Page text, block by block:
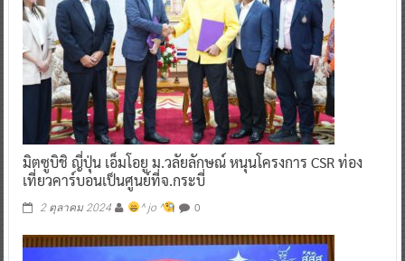
มิตซูบิชิ ญี่ปุ่น เอ็มโอยู ม.วลัยลักษณ์ หนุนโครงการ CSR ท่อง
เที่ยวคาร์บอนเป็นศูนย์ที่จ.กระบี่
2 ตุลาคม 2024 ^ jo ^ 0